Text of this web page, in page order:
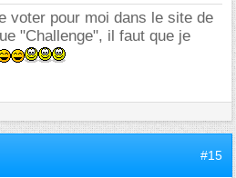
voter pour moi dans le site de
"Challenge", il faut que je
#15